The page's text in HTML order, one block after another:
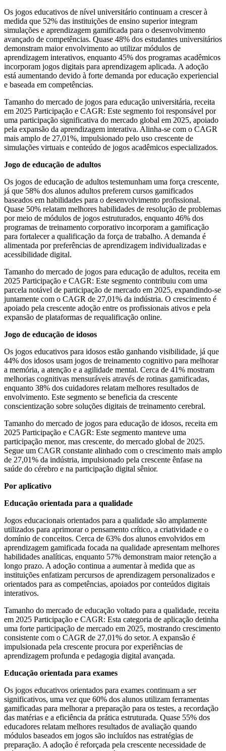
Os jogos educativos de nível universitário continuam a crescer à
medida que 52% das instituições de ensino superior integram
simulações e aprendizagem gamificada para o desenvolvimento
avançado de competências. Quase 48% dos estudantes universitários
demonstram maior envolvimento ao utilizar módulos de
aprendizagem interativos, enquanto 45% dos programas acadêmicos
incorporam jogos digitais para aprendizagem aplicada. A adoção
está aumentando devido à forte demanda por educação experiencial
e baseada em competências.
Tamanho do mercado de jogos para educação universitária, receita
em 2025 Participação e CAGR: Este segmento foi responsável por
uma participação significativa do mercado global em 2025, apoiado
pela expansão da aprendizagem interativa. Alinha-se com o CAGR
mais amplo de 27,01%, impulsionado pelo uso crescente de
simulações virtuais e conteúdo de jogos acadêmicos especializados.
Jogo de educação de adultos
Os jogos de educação de adultos testemunham uma força crescente,
já que 58% dos alunos adultos preferem cursos gamificados
baseados em habilidades para o desenvolvimento profissional.
Quase 50% relatam melhores habilidades de resolução de problemas
por meio de módulos de jogos estruturados, enquanto 46% dos
programas de treinamento corporativo incorporam a gamificação
para fortalecer a qualificação da força de trabalho. A demanda é
alimentada por preferências de aprendizagem individualizadas e
acessibilidade digital.
Tamanho do mercado de jogos para educação de adultos, receita em
2025 Participação e CAGR: Este segmento contribuiu com uma
parcela notável de participação de mercado em 2025, expandindo-se
juntamente com o CAGR de 27,01% da indústria. O crescimento é
apoiado pela crescente adoção entre os profissionais ativos e pela
expansão de plataformas de requalificação online.
Jogo de educação de idosos
Os jogos educativos para idosos estão ganhando visibilidade, já que
44% dos idosos usam jogos de treinamento cognitivo para melhorar
a memória, a atenção e a agilidade mental. Cerca de 41% mostram
melhorias cognitivas mensuráveis ​​através de rotinas gamificadas,
enquanto 38% dos cuidadores relatam melhores resultados de
envolvimento. Este segmento se beneficia da crescente
conscientização sobre soluções digitais de treinamento cerebral.
Tamanho do mercado de jogos para educação de idosos, receita em
2025 Participação e CAGR: Este segmento manteve uma
participação menor, mas crescente, do mercado global de 2025.
Segue um CAGR constante alinhado com o crescimento mais amplo
de 27,01% da indústria, impulsionado pela crescente ênfase na
saúde do cérebro e na participação digital sênior.
Por aplicativo
Educação orientada para a qualidade
Jogos educacionais orientados para a qualidade são amplamente
utilizados para aprimorar o pensamento crítico, a criatividade e o
domínio de conceitos. Cerca de 63% dos alunos envolvidos em
aprendizagem gamificada focada na qualidade apresentam melhores
habilidades analíticas, enquanto 57% demonstram maior retenção a
longo prazo. A adoção continua a aumentar à medida que as
instituições enfatizam percursos de aprendizagem personalizados e
orientados para as competências, apoiados por conteúdos digitais
interativos.
Tamanho do mercado de educação voltado para a qualidade, receita
em 2025 Participação e CAGR: Esta categoria de aplicação detinha
uma forte participação de mercado em 2025, mostrando crescimento
consistente com o CAGR de 27,01% do setor. A expansão é
impulsionada pela crescente procura por experiências de
aprendizagem profunda e pedagogia digital avançada.
Educação orientada para exames
Os jogos educativos orientados para exames continuam a ser
significativos, uma vez que 60% dos alunos utilizam ferramentas
gamificadas para melhorar a preparação para os testes, a recordação
das matérias e a eficiência da prática estruturada. Quase 55% dos
educadores relatam melhores resultados de avaliação quando
módulos baseados em jogos são incluídos nas estratégias de
preparação. A adoção é reforçada pela crescente necessidade de